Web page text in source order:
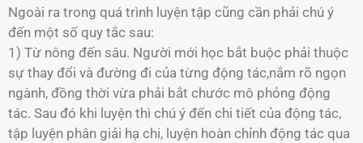
Ngoài ra trong quá trình luyện tập cũng cần phải chú ý
đến một số quy tắc sau:
1) Từ nông đến sâu. Người mới học bắt buộc phải thuộc
sự thay đổi và đường đi của từng động tác,nắm rõ ngọn
ngành, đồng thời vừa phải bắt chước mô phỏng động
tác. Sau đó khi luyện thì chú ý đến chi tiết của động tác,
tập luyện phân giải hạ chi, luyện hoàn chỉnh động tác qua